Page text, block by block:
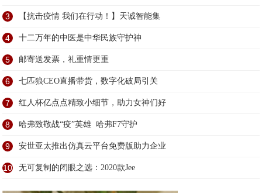
3 【抗击疫情 我们在行动！】天诚智能集
4 十二万年的中医是中华民族守护神
5 邮寄送发票，礼重情更重
6 七匹狼CEO直播带货，数字化破局引关
7 红人杯亿点点精致小细节，助力女神们好
8 哈弗致敬战“疫”英雄 哈弗F7守护
9 安世亚太推出仿真云平台免费版助力企业
10 无可复制的闭眼之选：2020款Jee